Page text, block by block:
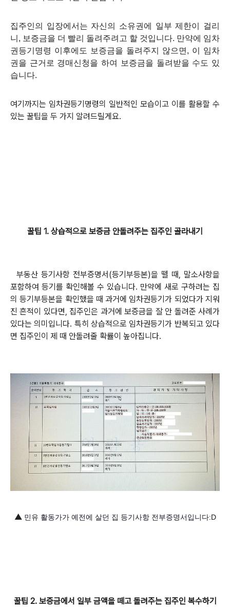
집주인의 입장에서는 자신의 소유권에 일부 제한이 걸리
니, 보증금을 더 빨리 돌려주려고 할 것입니다. 만약에 임차
권등기명령 이후에도 보증금을 돌려주지 않으면, 이 임차
권을 근거로 경매신청을 하여 보증금을 돌려받을 수도 있
습니다.
여기까지는 임차권등기명령의 일반적인 모습이고 이를 활용할 수
있는 꿀팁을 두 가지 알려드릴게요.
꿀팁 1. 상습적으로 보증금 안돌려주는 집주인 골라내기
부동산 등기사항 전부증명서(등기부등본)을 뗄 때, 말소사항을
포함하여 등기를 확인해볼 수 있습니다. 만약에 새로 구하려는 집
의 등기부등본을 확인했을 때 과거에 임차권등기가 되었다가 지워
진 흔적이 있다면, 집주인은 과거에 보증금을 잘 안 돌려준 사례가
있다는 의미입니다. 특히 상습적으로 임차권등기가 반복되고 있다
면 집주인이 제 때 안돌려줄 확률이 높아집니다.
▲ 민유 활동가가 예전에 살던 집 등기사항 전부증명서입니다:D
꿀팁 2. 보증금에서 일부 금액을 떼고 돌려주는 집주인 복수하기